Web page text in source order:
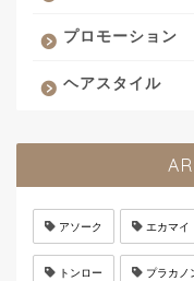
プロモーション
ヘアスタイル
アソーク エカマイ
トンロー プラカノ